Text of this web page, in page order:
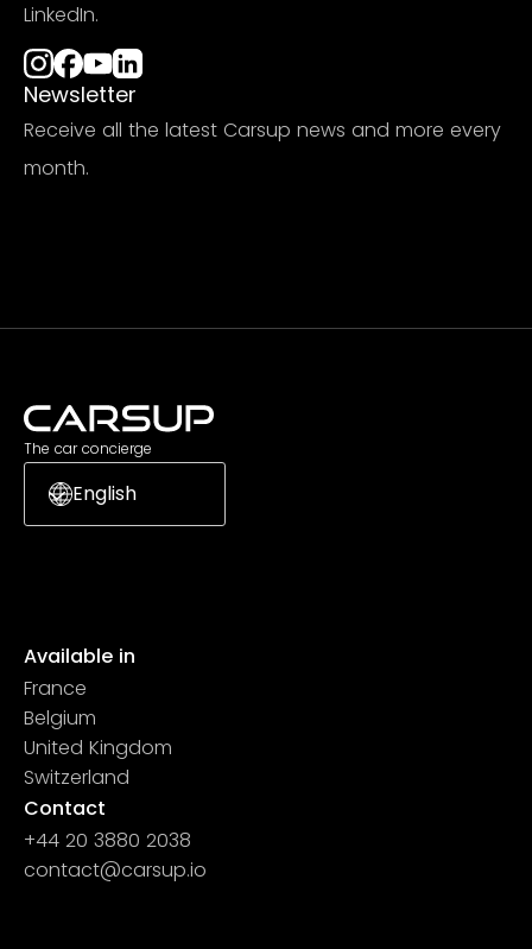
LinkedIn.
Newsletter
Receive all the latest Carsup news and more every
month.
The car concierge
English
Available in
France
Belgium
United Kingdom
Switzerland
Contact
+44 20 3880 2038
contact@carsup.io